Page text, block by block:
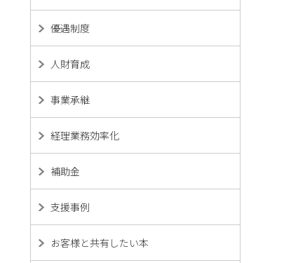
優遇制度
人財育成
事業承継
経理業務効率化
補助金
支援事例
お客様と共有したい本